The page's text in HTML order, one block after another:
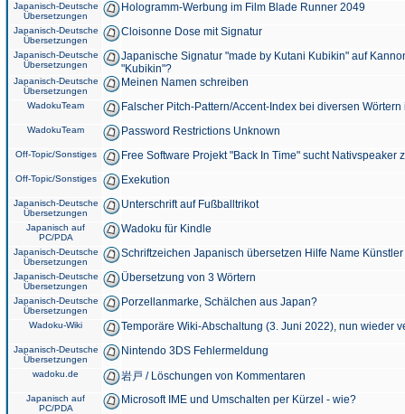
Japanisch-Deutsche
Übersetzungen
Hologramm-Werbung im Film Blade Runner 2049
Japanisch-Deutsche
Übersetzungen
Cloisonne Dose mit Signatur
Japanisch-Deutsche
Übersetzungen
Japanische Signatur "made by Kutani Kubikin" auf
"Kubikin"?
Japanisch-Deutsche
Übersetzungen
Meinen Namen schreiben
WadokuTeam Falscher Pitch-Pattern/Accent-Index bei diversen
WadokuTeam Password Restrictions Unknown
Off-Topic/Sonstiges Free Software Projekt "Back In Time" sucht Nativspeaker
Off-Topic/Sonstiges Exekution
Japanisch-Deutsche
Übersetzungen
Unterschrift auf Fußballtrikot
Japanisch auf
PC/PDA
Wadoku für Kindle
Japanisch-Deutsche
Übersetzungen
Schriftzeichen Japanisch übersetzen Hilfe Name
Japanisch-Deutsche
Übersetzungen
Übersetzung von 3 Wörtern
Japanisch-Deutsche
Übersetzungen
Porzellanmarke, Schälchen aus Japan?
Wadoku-Wiki Temporäre Wiki-Abschaltung (3. Juni 2022), nun wieder
Japanisch-Deutsche
Übersetzungen
Nintendo 3DS Fehlermeldung
wadoku.de 岩戸 / Löschungen von Kommentaren
Japanisch auf
PC/PDA
Microsoft IME und Umschalten per Kürzel - wie?